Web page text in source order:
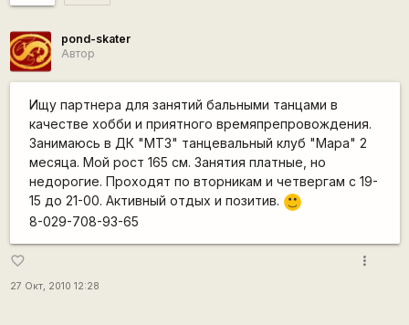
pond-skater
Автор
Ищу партнера для занятий бальными танцами в
качестве хобби и приятного времяпрепровождения.
Занимаюсь в ДК "МТЗ" танцевальный клуб "Мара" 2
месяца. Мой рост 165 см. Занятия платные, но
недорогие. Проходят по вторникам и четвергам с 19-
15 до 21-00. Активный отдых и позитив.
:)
8-029-708-93-65
favorite_border
27 Окт, 2010 12:28
more_vert